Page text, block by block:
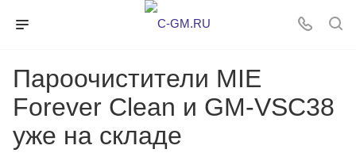
Пароочистители MIE
Forever Clean и GM‐VSC38
уже на складе